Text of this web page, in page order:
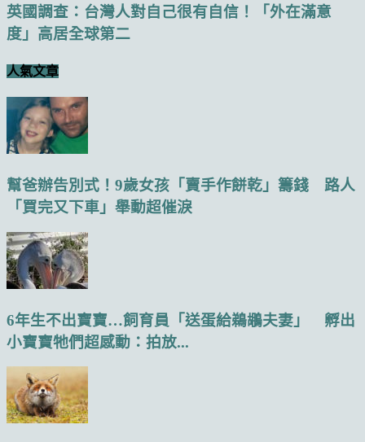
英國調查：台灣人對自己很有自信！「外在滿意
度」高居全球第二
人氣文章
幫爸辦告別式！9歲女孩「賣手作餅乾」籌錢 路人
「買完又下車」舉動超催淚
6年生不出寶寶…飼育員「送蛋給鵜鶘夫妻」 孵出
小寶寶牠們超感動：拍放...